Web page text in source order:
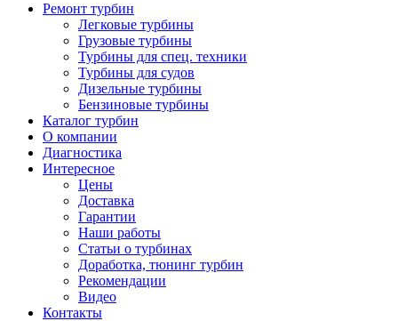
Ремонт турбин
Легковые турбины
Грузовые турбины
Турбины для спец. техники
Турбины для судов
Дизельные турбины
Бензиновые турбины
Каталог турбин
О компании
Диагностика
Интересное
Цены
Доставка
Гарантии
Наши работы
Статьи о турбинах
Доработка, тюнинг турбин
Рекомендации
Видео
Контакты